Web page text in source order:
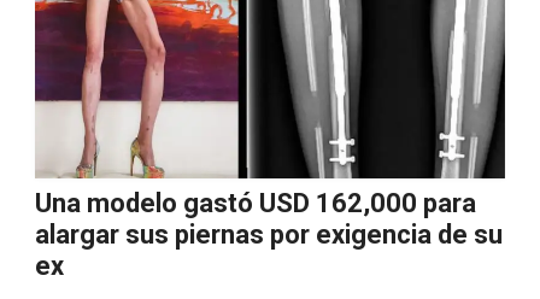
Una modelo gastó USD 162,000 para
alargar sus piernas por exigencia de su
ex